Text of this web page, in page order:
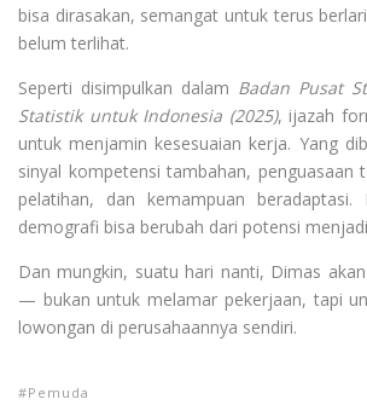
bisa dirasakan, semangat untuk terus
belum terlihat.
Seperti disimpulkan dalam Badan Pusat
Statistik untuk Indonesia (2025), ijazah
untuk menjamin kesesuaian kerja. Yang
sinyal kompetensi tambahan, penguasaan
pelatihan, dan kemampuan
demografi bisa berubah dari potensi
Dan mungkin, suatu hari nanti, Dimas
— bukan untuk melamar pekerjaan, tapi
lowongan di perusahaannya sendiri.
Pemuda